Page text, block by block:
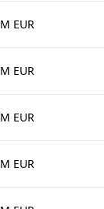
EUR
EUR
EUR
EUR